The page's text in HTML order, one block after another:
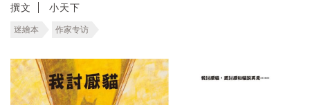
撰文 小天下
迷繪本 作家专访